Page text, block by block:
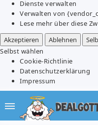
Dienste verwalten
Verwalten von
Lese mehr über diese
Akzeptieren
Ablehnen
Selbst wählen
Cookie-Richtlinie
Datenschutzerklärung
Impressum